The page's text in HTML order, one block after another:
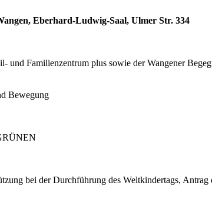
Eberhard-Ludwig-Saal, Ulmer Str. 334
Familienzentrum plus sowie der Wangener
Bewegung
bei der Durchführung des Weltkindertags,